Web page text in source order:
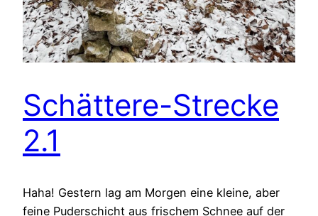
Schättere-Strecke
2.1
Haha! Gestern lag am Morgen eine kleine, aber
feine Puderschicht aus frischem Schnee auf der